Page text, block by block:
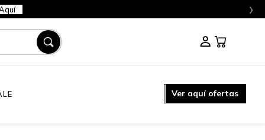
›
Ver aquí ofertas